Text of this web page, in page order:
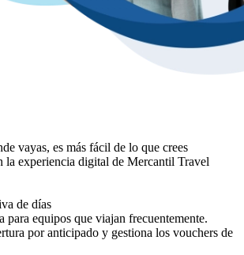
vayas, es más fácil de lo que crees
la experiencia digital de Mercantil Travel
de días
para equipos que viajan frecuentemente.
por anticipado y gestiona los vouchers de